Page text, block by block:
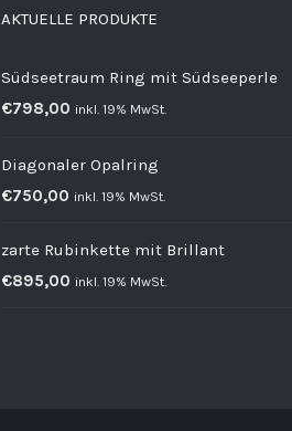
AKTUELLE PRODUKTE
Südseetraum Ring mit Südseeperle
€798,00 inkl. 19% MwSt.
Diagonaler Opalring
€750,00 inkl. 19% MwSt.
zarte Rubinkette mit Brillant
€895,00 inkl. 19% MwSt.